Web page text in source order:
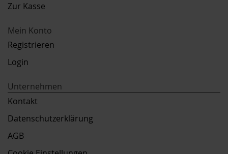
Zur Kasse
Mein Konto
Registrieren
Login
Unternehmen
Kontakt
Datenschutzerklärung
AGB